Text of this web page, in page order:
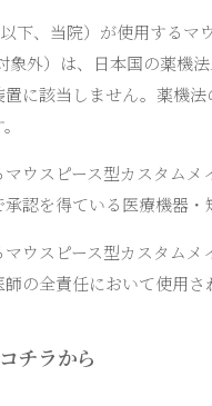
下、当院）が使用するマ
象外）は、日本国の薬機
に該当しません。薬機
ウスピース型カスタム
認を得ている医療機器・
ウスピース型カスタム
の全責任において使用さ
チラから